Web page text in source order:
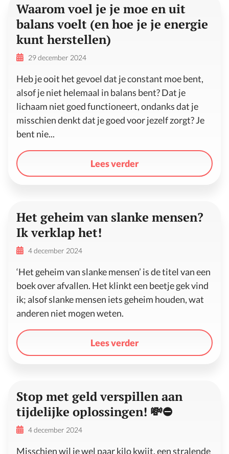
Waarom voel je je moe en uit
balans voelt (en hoe je je energie
kunt herstellen)
29 december 2024
Heb je ooit het gevoel dat je constant moe bent,
alsof je niet helemaal in balans bent? Dat je
lichaam niet goed functioneert, ondanks dat je
misschien denkt dat je goed voor jezelf zorgt? Je
bent nie...
Lees verder
Het geheim van slanke mensen?
Ik verklap het!
4 december 2024
‘Het geheim van slanke mensen’ is de titel van een
boek over afvallen. Het klinkt een beetje gek vind
ik; alsof slanke mensen iets geheim houden, wat
anderen niet mogen weten.
Lees verder
Stop met geld verspillen aan
tijdelijke oplossingen! 💸⛔
4 december 2024
Misschien wil je wel paar kilo kwijt, een stralende